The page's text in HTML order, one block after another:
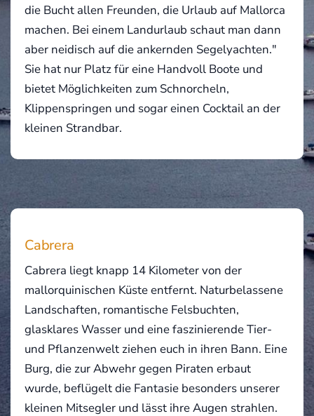
die Bucht allen Freunden, die Urlaub auf Mallorca
machen. Bei einem Landurlaub schaut man dann
aber neidisch auf die ankernden Segelyachten."
Sie hat nur Platz für eine Handvoll Boote und
bietet Möglichkeiten zum Schnorcheln,
Klippenspringen und sogar einen Cocktail an der
kleinen Strandbar.
Cabrera
Cabrera liegt knapp 14 Kilometer von der
mallorquinischen Küste entfernt. Naturbelassene
Landschaften, romantische Felsbuchten,
glasklares Wasser und eine faszinierende Tier-
und Pflanzenwelt ziehen euch in ihren Bann. Eine
Burg, die zur Abwehr gegen Piraten erbaut
wurde, beflügelt die Fantasie besonders unserer
kleinen Mitsegler und lässt ihre Augen strahlen.